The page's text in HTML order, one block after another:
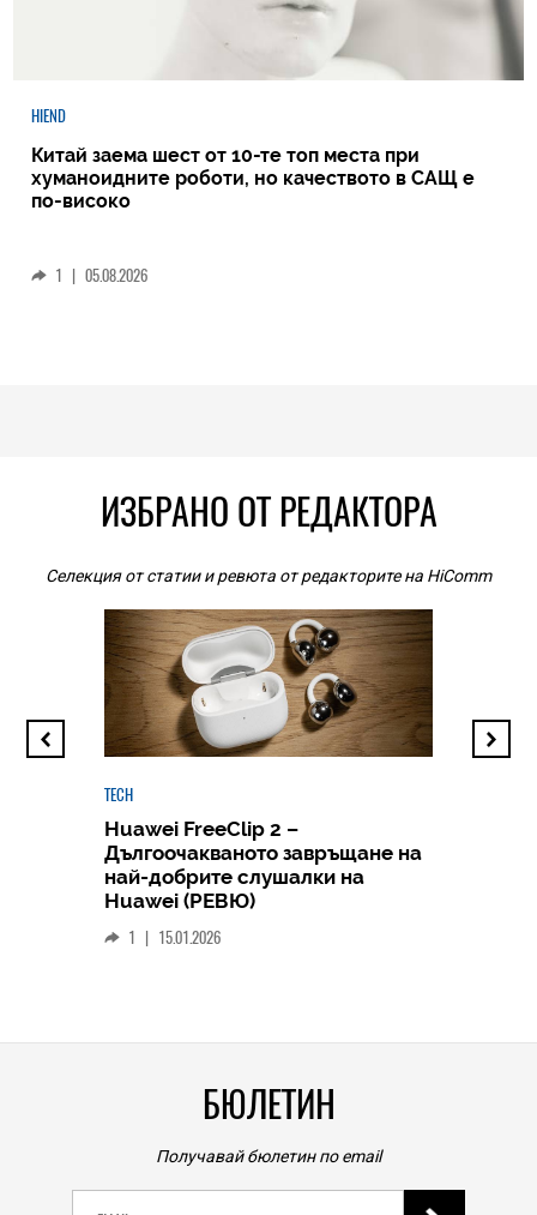
HIEND
Китай заема шест от 10-те топ места при
хуманоидните роботи, но качеството в САЩ е
по-високо
1 | 05.08.2026
ИЗБРАНО ОТ РЕДАКТОРА
Селекция от статии и ревюта от редакторите на HiComm
TECH
Huawei FreeClip 2 –
Дългоочакваното завръщане на
най-добрите слушалки на
Huawei (РЕВЮ)
1 | 15.01.2026
БЮЛЕТИН
Получавай бюлетин по email